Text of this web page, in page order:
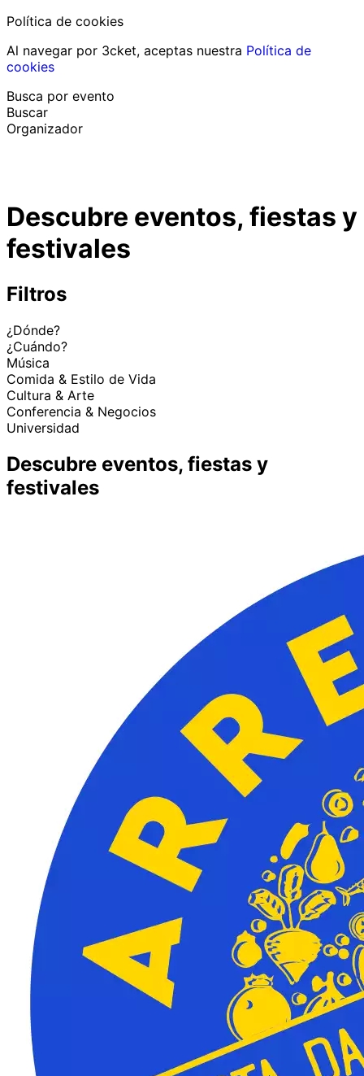
Política de cookies
Al navegar por 3cket, aceptas nuestra Política de
cookies
Busca por evento
Buscar
Organizador
Ayuda al participanteHe perdido mi entrada
LoginPromover evento
Descubre eventos, fiestas y
festivales
Filtros
¿Dónde?
¿Cuándo?
Música
Comida & Estilo de Vida
Cultura & Arte
Conferencia & Negocios
Universidad
Descubre eventos, fiestas y
festivales